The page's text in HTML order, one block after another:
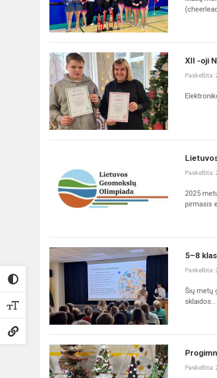
pasaulio
čempi...
XII
-
oji
Nacionalinė
aplinkosaugos
olimpiada
XII -oji
Paskelbta:
(2026
turo
rezul...
Paskelbta:
2025
pirmasis
5–
8
klasių
mokinių
gerosios
patirties
sklaidos
konferencija...
5–8
Paskelbta:
Šių metų
sklaidos...
Progimnazijos
pradinių
klasių
Paskelbta: